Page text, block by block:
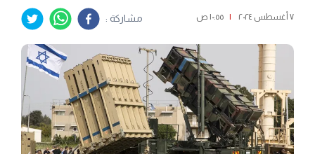
٧ أغسطس ٢٠٢٤ | ١٠:٥٥ ص مشاركة :